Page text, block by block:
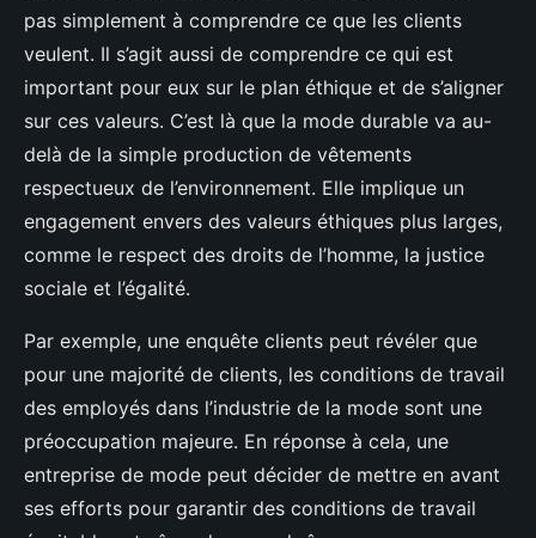
pas simplement à comprendre ce que les clients
veulent. Il s’agit aussi de comprendre ce qui est
important pour eux sur le plan éthique et de s’aligner
sur ces valeurs. C’est là que la mode durable va au-
delà de la simple production de vêtements
respectueux de l’environnement. Elle implique un
engagement envers des valeurs éthiques plus larges,
comme le respect des droits de l’homme, la justice
sociale et l’égalité.
Par exemple, une enquête clients peut révéler que
pour une majorité de clients, les conditions de travail
des employés dans l’industrie de la mode sont une
préoccupation majeure. En réponse à cela, une
entreprise de mode peut décider de mettre en avant
ses efforts pour garantir des conditions de travail